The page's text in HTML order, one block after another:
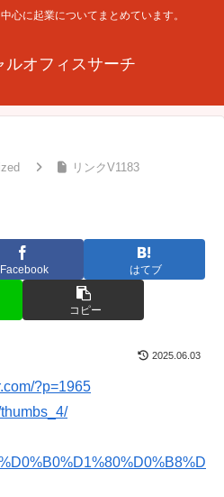
心に起業についてまとめています。
ルオフィスサーチ
リンクV1183
Facebook はてブ
コピー
2025.06.03
?p=1965